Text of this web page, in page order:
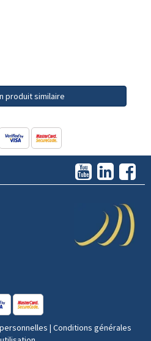
produit similaire
| Conditions générales